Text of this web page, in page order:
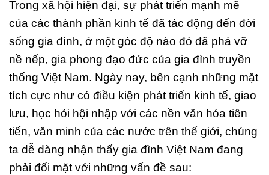
Trong xã hội hiện đại, sự phát triển mạnh mẽ
của các thành phần kinh tế đã tác động đến đời
sống gia đình, ở một góc độ nào đó đã phá vỡ
nề nếp, gia phong đạo đức của gia đình truyền
thống Việt Nam. Ngày nay, bên cạnh những mặt
tích cực như có điều kiện phát triển kinh tế, giao
lưu, học hỏi hội nhập với các nền văn hóa tiên
tiến, văn minh của các nước trên thế giới, chúng
ta dễ dàng nhận thấy gia đình Việt Nam đang
phải đối mặt với những vấn đề sau: